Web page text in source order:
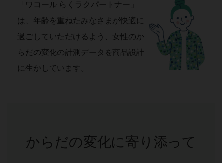
「ワコール らくラクパートナー」
は、年齢を重ねたみなさまが快適に
過ごしていただけるよう、女性のか
らだの変化の計測データを商品設計
に生かしています。
からだの変化に寄り添って